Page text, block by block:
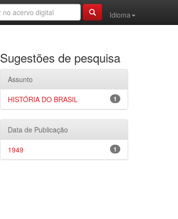
Idioma
Sugestões de pesquisa
Assunto
1
HISTÓRIA DO BRASIL
Data de Publicação
1
1949